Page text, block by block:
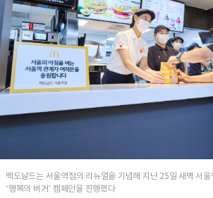
맥도날드는 서울역점의 리뉴얼을 기념해 지난 25일 새벽 서
‘행복의 버거’ 캠페인을 진행했다